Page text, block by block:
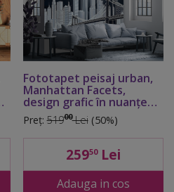
Fototapet peisaj urban,
Manhattan Facets,
design grafic în nuanțe
de gri, vlies, 400x260 cm
Preț:51900Lei(50%)
25950Lei
Adauga in cos